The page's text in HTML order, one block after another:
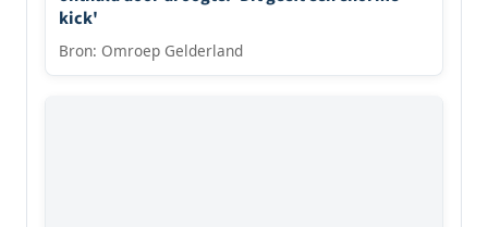
kick'
Bron: Omroep Gelderland